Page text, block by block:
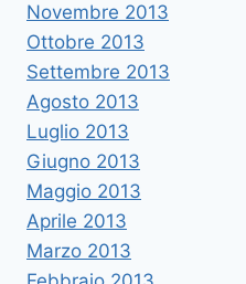
Novembre 2013
Ottobre 2013
Settembre 2013
Agosto 2013
Luglio 2013
Giugno 2013
Maggio 2013
Aprile 2013
Marzo 2013